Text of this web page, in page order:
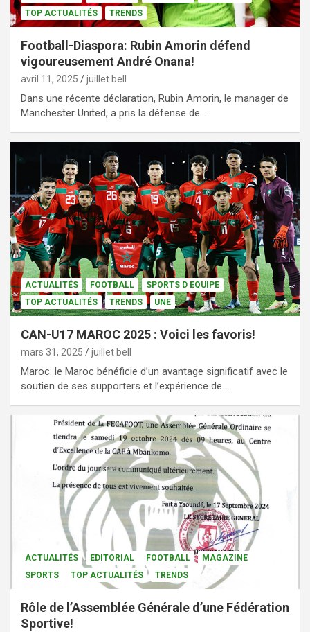
TOP ACTUALITÉS
TRENDS
Football-Diaspora: Rubin Amorin défend
vigoureusement André Onana!
avril 11, 2025 juillet bell
Dans une récente déclaration, Rubin Amorin, le manager de
Manchester United, a pris la défense de…
ACTUALITÉS FOOTBALL
SPORTS D EQUIPE
TOP ACTUALITÉS
TRENDS UNE
CAN-U17 MAROC 2025 : Voici les favoris!
mars 31, 2025 juillet bell
Maroc: le Maroc bénéficie d’un avantage significatif avec le
soutien de ses supporters et l’expérience de…
ACTUALITÉS EDITORIAL FOOTBALL
MAGAZINE
SPORTS
TOP ACTUALITÉS TRENDS
Rôle de l’Assemblée Générale d’une Fédération
Sportive!